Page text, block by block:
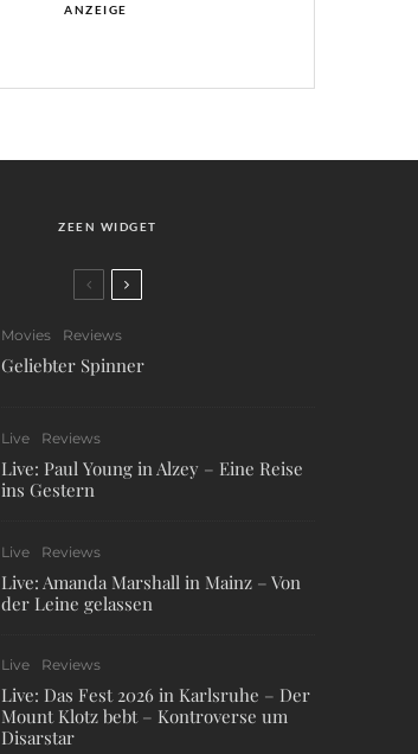
ANZEIGE
ZEEN WIDGET
Movies Reviews
Geliebter Spinner
Live Reviews
Live: Paul Young in Alzey – Eine Reise
ins Gestern
Live Reviews
Live: Amanda Marshall in Mainz – Von
der Leine gelassen
Live Reviews
Live: Das Fest 2026 in Karlsruhe – Der
Mount Klotz bebt – Kontroverse um
Disarstar